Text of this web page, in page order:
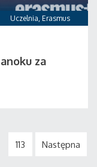
Uczelnia, Erasmus
za
113 Następna